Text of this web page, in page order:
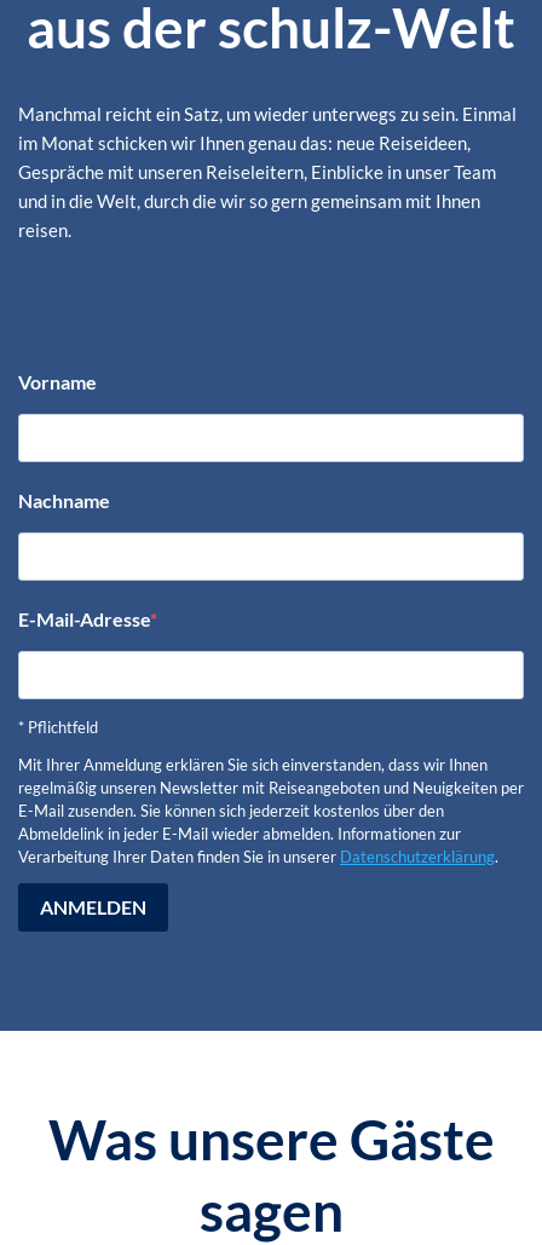
aus der schulz-Welt
Manchmal reicht ein Satz, um wieder unterwegs zu sein. Einmal
im Monat schicken wir Ihnen genau das: neue Reiseideen,
Gespräche mit unseren Reiseleitern, Einblicke in unser Team
und in die Welt, durch die wir so gern gemeinsam mit Ihnen
reisen.
Vorname
Nachname
E-Mail-Adresse
* Pflichtfeld
Mit Ihrer Anmeldung erklären Sie sich einverstanden, dass wir Ihnen
regelmäßig unseren Newsletter mit Reiseangeboten und Neuigkeiten per
E-Mail zusenden. Sie können sich jederzeit kostenlos über den
Abmeldelink in jeder E-Mail wieder abmelden. Informationen zur
Verarbeitung Ihrer Daten finden Sie in unserer Datenschutzerklärung.
ANMELDEN
Was unsere Gäste
sagen